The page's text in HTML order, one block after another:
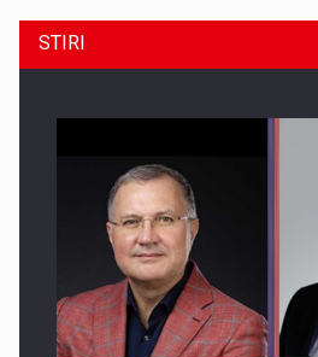
ROOTED IN ROMANIA, BUILT TO
THE…
STIRI